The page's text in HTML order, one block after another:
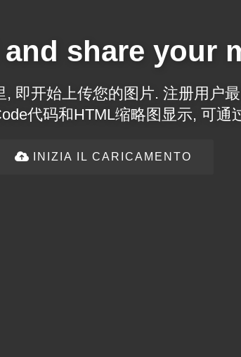
share your
即开始上传您的图片. 注册用户
代码和HTML缩略图显示, 可通
INIZIA IL CARICAMENTO